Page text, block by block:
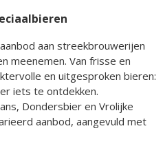
aan streekbrouwerijen
meenemen. Van frisse en
en uitgesproken bieren:
iets te ontdekken.
Dondersbier en Vrolijke
aanbod, aangevuld met